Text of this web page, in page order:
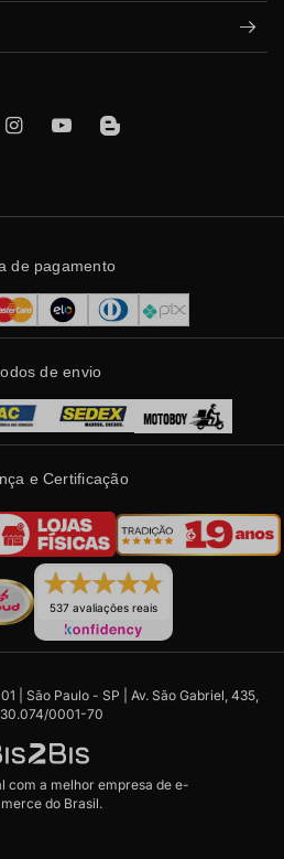
de pagamento
de envio
e Certificação
537 avaliações reais
| São Paulo - SP | Av. São Gabriel, 435,
0001-70
com a melhor empresa de e-
do Brasil.